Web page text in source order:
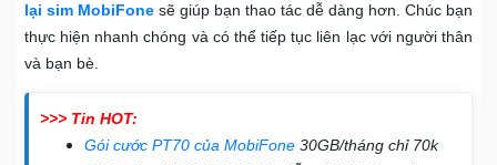
lại sim MobiFone sẽ giúp bạn thao tác dễ dàng hơn. Chúc bạn
thực hiện nhanh chóng và có thể tiếp tục liên lạc với người thân
và bạn bè.
>>> Tin HOT:
Gói cước PT70 của MobiFone 30GB/tháng chỉ 70k